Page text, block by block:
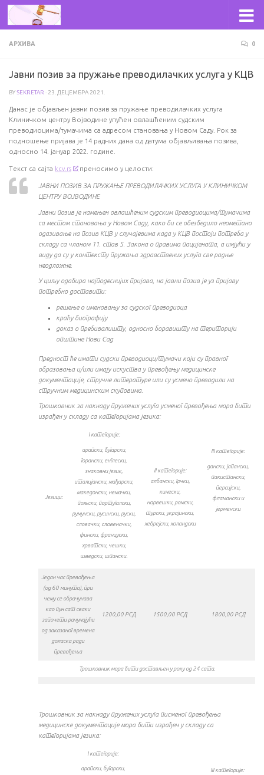
Skip to content
АРХИВА 0
Јавни позив за пружање преводилачких услуга у КЦВ
BYSEKRETAR · 23. ДЕЦЕМБРА 2021.
Данас је објављен јавни позив за пружање преводилачких услуга
Клиничком центру Војводине упућен овлашћеним судским
преводиоцима/тумачима са адресом становања у Новом Саду. Рок за
подношење пријава је 14 радних дана од датума објављивања позива,
односно 14. јануар 2022. године.
Текст са сајта kcv.rs преносимо у целости:
ЈАВНИ ПОЗИВ ЗА ПРУЖАЊЕ ПРЕВОДИЛАЧКИХ УСЛУГА У КЛИНИЧКОМ
ЦЕНТРУ ВОЈВОДИНЕ
Јaвни позив је намењен овлашћеним судским преводиоцима/тумачима
са местом становања у Новом Саду, како би се обезбедило неометано
одазивање на позив КЦВ у случајевима када у КЦВ постоји потреба у
складу са чланом 11. став 5. Закона о правима пацијената, а имјући у
виду да су у контексту пружања здравствених услуга све радње
неодложне.
У циљу одабира најподеснијих пријава, на јавни позив је уз пријаву
потребно доставити:
решење о именовању за судског преводиоца
краћу биографију
доказ о пребивалишту, односно боравишту на територији
општине Нови Сад
Предност ће имати судски преводиоци/тумачи који су правног
образовања и/или имају искуства у превођењу медицинске
документације, стручне литературе или су усмено преводили на
стручним медицинским скуповима.
Трошковник за накнаду пружених услуга усменог превођења мора бити
израђен у складу са категоријама језика:
Језици:
I категорије:
арапски, бугарски,
горански, енглески,
знаковни језик,
италијански, мађарски,
македонски, немачки,
пољски, португалски,
румунски, русински, руски,
словачки, словеначки,
фински, француски,
хрватски, чешки,
шведски, шпански.
II категорије:
албански, грчки,
кинески,
норвешки, ромски,
турски, украјински,
хебрејски, холандски
III категорије:
дански, јапански,
пакистански,
персијски,
фламански и
јерменски
Један час превођења
(од 60 минута), при
чему се обрачунава
као пун сат сваки
започети рачунајући
од заказаног времена
доласка ради
превођења
1200,00 РСД 1500,00 РСД 1800,00 РСД
Трошковник мора бити достављен у року од 24 сата.
Трошковник за накнаду пружених услуга писменог превођења
медицинске документације мора бити израђен у складу са
категоријама језика:
I категорије:
арапски, бугарски,
III категорије: